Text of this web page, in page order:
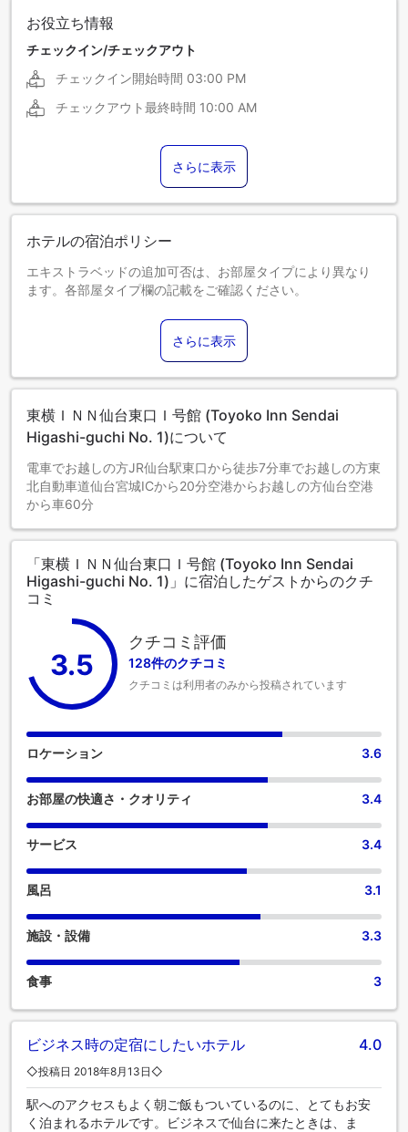
お役立ち情報
チェックイン/チェックアウト
チェックイン開始時間 03:00 PM
チェックアウト最終時間 10:00 AM
さらに表示
ホテルの宿泊ポリシー
エキストラベッドの追加可否は、お部屋タイプにより異なり
ます。各部屋タイプ欄の記載をご確認ください。
さらに表示
東横ＩＮＮ仙台東口Ｉ号館 (Toyoko Inn Sendai
Higashi-guchi No. 1)について
電車でお越しの方JR仙台駅東口から徒歩7分車でお越しの方東
北自動車道仙台宮城ICから20分空港からお越しの方仙台空港
から車60分
「東横ＩＮＮ仙台東口Ｉ号館 (Toyoko Inn Sendai
Higashi-guchi No. 1)」に宿泊したゲストからのクチ
コミ
3.5
クチコミ評価
128件のクチコミ
クチコミは利用者のみから投稿されています
ロケーション 3.6
お部屋の快適さ・クオリティ 3.4
サービス 3.4
風呂 3.1
施設・設備 3.3
食事 3
ビジネス時の定宿にしたいホテル 4.0
◇投稿日 2018年8月13日◇
駅へのアクセスもよく朝ご飯もついているのに、とてもお安
く泊まれるホテルです。ビジネスで仙台に来たときは、ま